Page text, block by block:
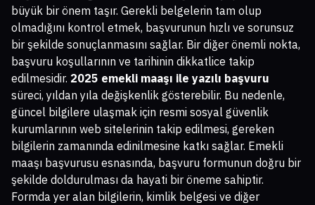
büyük bir önem taşır. Gerekli belgelerin tam olup
olmadığını kontrol etmek, başvurunun hızlı ve sorunsuz
bir şekilde sonuçlanmasını sağlar. Bir diğer önemli nokta,
başvuru koşullarının ve tarihinin dikkatlice takip
edilmesidir. 2025 emekli maaşı ile yazılı başvuru
süreci, yıldan yıla değişkenlik gösterebilir. Bu nedenle,
güncel bilgilere ulaşmak için resmi sosyal güvenlik
kurumlarının web sitelerinin takip edilmesi, gereken
bilgilerin zamanında edinilmesine katkı sağlar. Emekli
maaşı başvurusu esnasında, başvuru formunun doğru bir
şekilde doldurulması da hayati bir öneme sahiptir.
Formda yer alan bilgilerin, kimlik belgesi ve diğer